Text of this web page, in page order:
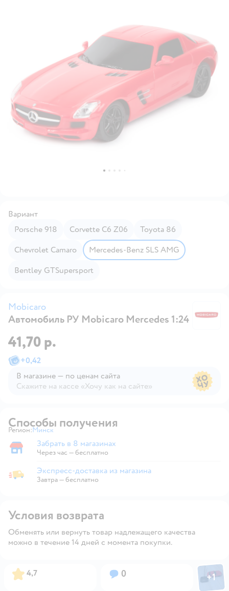
Вариант
Porsche 918
Corvette C6 Z06
Toyota 86
Chevrolet Camaro
Mercedes-Benz SLS AMG
Bentley GTSupersport
Mobicaro
Автомобиль РУ Mobicaro Mercedes 1:24
41,70 р.
+0,42
В магазине — по ценам сайта
Скажите на кассе «Хочу как на сайте»
Способы получения
Регион: Выбор адреса доставки.
Минск
Забрать в магазине
Забрать в 8 магазинах
Через час — бесплатно
Экспресс-доставка из магазина
Экспресс-доставка из магазина
Завтра—бесплатно
Условия возврата
Обменять или вернуть товар надлежащего качества
можно в течение 14 дней с момента покупки.
Рейтинг:
4,7 Вопросов:
0 Фото
+1